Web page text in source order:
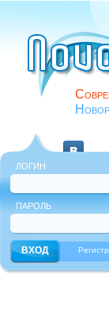
ЛОГИН
ПАРОЛЬ